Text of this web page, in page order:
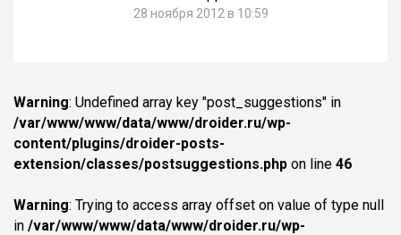
28 ноября 2012 в 10:59
Warning: Undefined array key "post_suggestions" in
/var/www/www/data/www/droider.ru/wp-
content/plugins/droider-posts-
extension/classes/postsuggestions.php on line 46
Warning: Trying to access array offset on value of type null
in /var/www/www/data/www/droider.ru/wp-